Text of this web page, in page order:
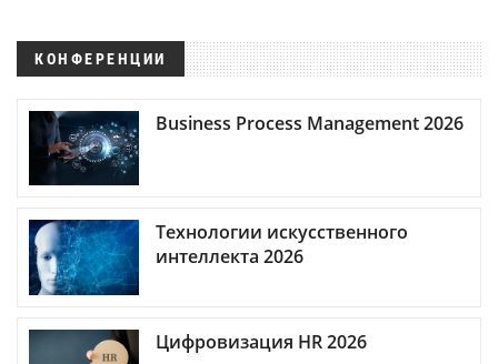
КОНФЕРЕНЦИИ
Business Process Management 2026
Технологии искусственного
интеллекта 2026
Цифровизация HR 2026